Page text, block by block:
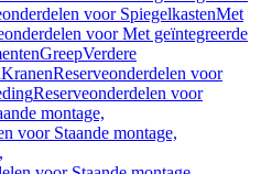
voor SpiegelkastenMet
voor Met geïntegreerde
GreepVerdere
KranenReserveonderdelen voor
Reserveonderdelen voor
montage,
voor Staande montage,